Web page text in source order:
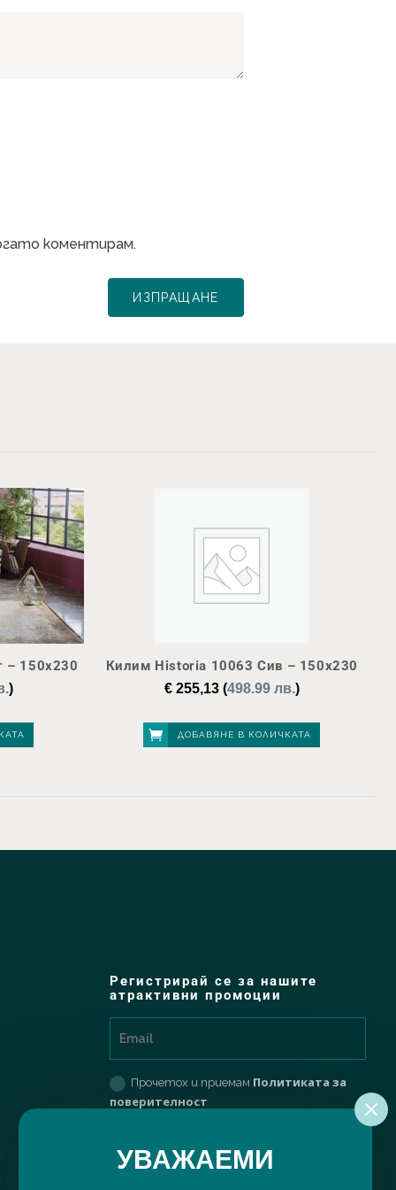
УВАЖАЕМИ
коментирам.
150х230
)
Килим Historia 10063 Сив – 150х230
€255,13(498.99 лв.)
ДОБАВЯНЕ В КОЛИЧКАТА
Регистрирай се за нашите
атрактивни промоции
Прочетох и приемам Политиката за
поверителност